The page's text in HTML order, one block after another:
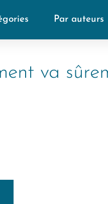
Par auteurs
va